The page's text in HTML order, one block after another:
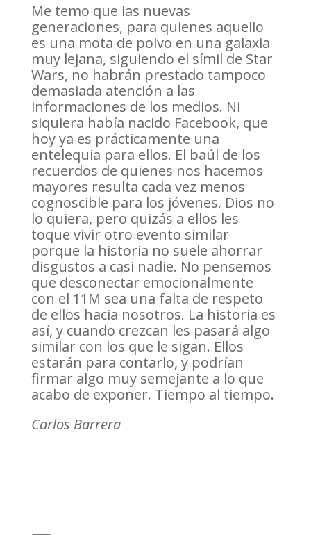
Me temo que las nuevas
generaciones, para quienes aquello
es una mota de polvo en una galaxia
muy lejana, siguiendo el símil de Star
Wars, no habrán prestado tampoco
demasiada atención a las
informaciones de los medios. Ni
siquiera había nacido Facebook, que
hoy ya es prácticamente una
entelequia para ellos. El baúl de los
recuerdos de quienes nos hacemos
mayores resulta cada vez menos
cognoscible para los jóvenes. Dios no
lo quiera, pero quizás a ellos les
toque vivir otro evento similar
porque la historia no suele ahorrar
disgustos a casi nadie. No pensemos
que desconectar emocionalmente
con el 11M sea una falta de respeto
de ellos hacia nosotros. La historia es
así, y cuando crezcan les pasará algo
similar con los que le sigan. Ellos
estarán para contarlo, y podrían
firmar algo muy semejante a lo que
acabo de exponer. Tiempo al tiempo.
Carlos Barrera